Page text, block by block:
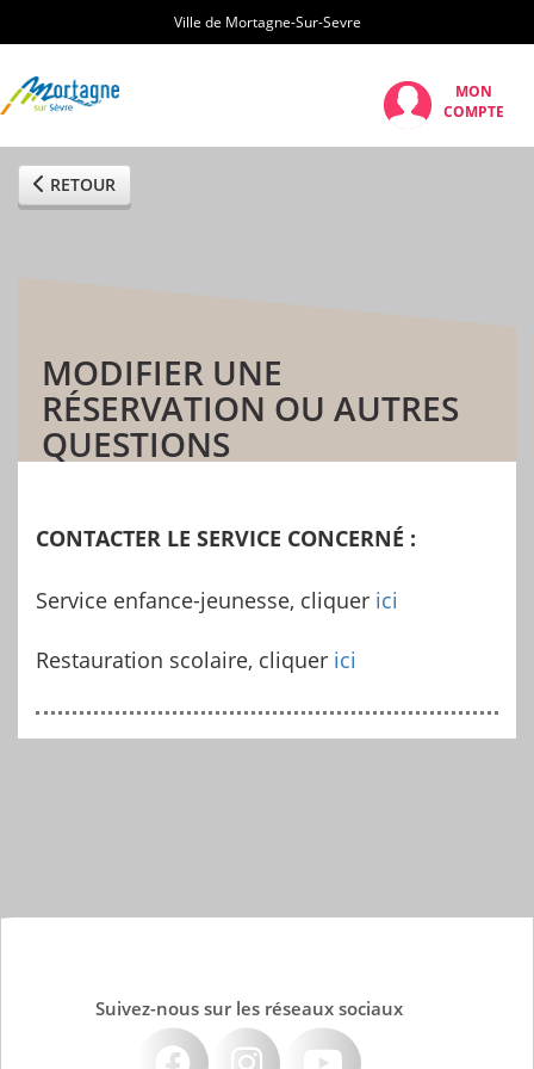
Ville de Mortagne-Sur-Sevre
MON
COMPTE
RETOUR
MODIFIER UNE
RÉSERVATION OU AUTRES
QUESTIONS
CONTACTER LE SERVICE CONCERNÉ :
Service enfance-jeunesse, cliquer ici
Restauration scolaire, cliquer ici
Suivez-nous sur les réseaux sociaux